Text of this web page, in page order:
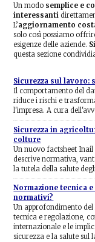
Un modo semplice e
interessanti
L’aggiornamento
solo così possiamo
esigenze delle aziende.
questa sezione
Sicurezza sul lavoro:
Il comportamento del
riduce i rischi e
l'impresa. A cura
Sicurezza in
colture
Un nuovo factsheet
descrive normativa,
la tutela della salute
Normazione tecnica
normativi?
Un approfondimento
tecnica e regolazione,
internazionale e le
sicurezza e la salute sul